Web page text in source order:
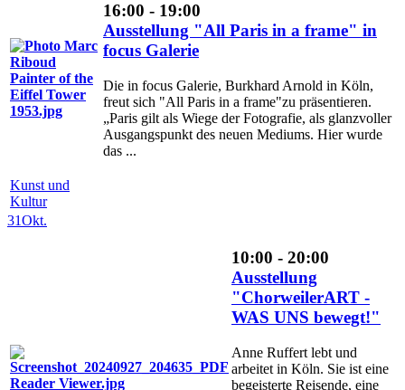
16:00 - 19:00
Ausstellung "All Paris in a frame" in
focus Galerie
Die in focus Galerie, Burkhard Arnold in Köln,
freut sich "All Paris in a frame"zu präsentieren.
„Paris gilt als Wiege der Fotografie, als glanzvoller
Ausgangspunkt des neuen Mediums. Hier wurde
das ...
Kunst und
Kultur
31Okt.
10:00 - 20:00
Ausstellung
"ChorweilerART -
WAS UNS bewegt!"
Anne Ruffert lebt und
arbeitet in Köln. Sie ist eine
begeisterte Reisende, eine